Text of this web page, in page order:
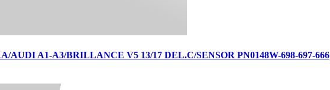
A1-A3/BRILLANCE V5 13/17 DEL.C/SENSOR PN0148W-698-697-666